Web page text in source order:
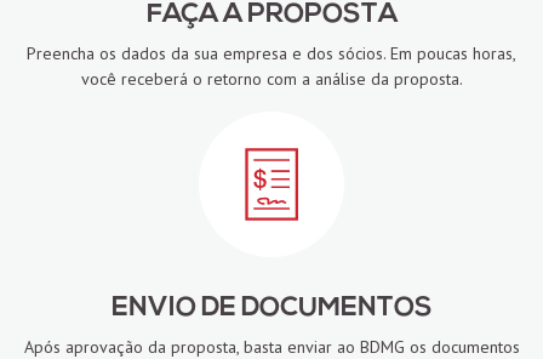
FAÇA A PROPOSTA
Preencha os dados da sua empresa e dos sócios. Em poucas horas,
você receberá o retorno com a análise da proposta.
ENVIO DE DOCUMENTOS
Após aprovação da proposta, basta enviar ao BDMG os documentos